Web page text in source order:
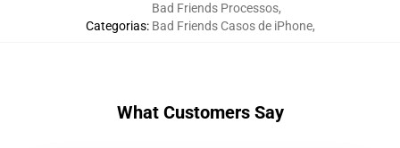
Categorias:
Bad Friends Processos,
Bad Friends Casos de iPhone,
What Customers Say